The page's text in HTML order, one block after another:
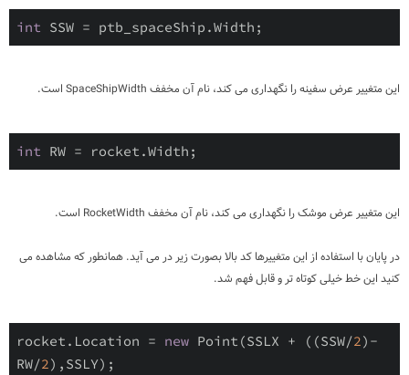
int SSW = ptb_spaceShip.Width;
این متغییر عرض سفینه را نگهداری می کند، نام آن مخفف SpaceShipWidth است.
int RW = rocket.Width;
این متغییر عرض موشک را نگهداری می کند، نام آن مخفف RocketWidth است.
در پایان با استفاده از این متغییرها کد بالا بصورت زیر در می آید. همانطور که مشاهده می
کنید این خط خیلی کوتاه تر و قابل فهم شد.
rocket.Location = new Point(SSLX + ((SSW/2)-
RW/2),SSLY);